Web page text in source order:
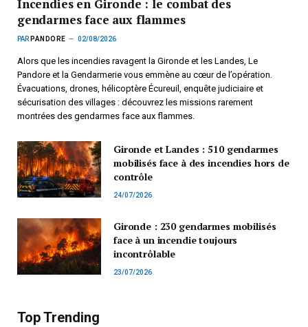
Incendies en Gironde : le combat des
gendarmes face aux flammes
PAR PANDORE 02/08/2026
Alors que les incendies ravagent la Gironde et les Landes, Le
Pandore et la Gendarmerie vous emmène au cœur de l’opération.
Évacuations, drones, hélicoptère Écureuil, enquête judiciaire et
sécurisation des villages : découvrez les missions rarement
montrées des gendarmes face aux flammes.
Gironde et Landes : 510 gendarmes
mobilisés face à des incendies hors de
contrôle
24/07/2026
Gironde : 230 gendarmes mobilisés
face à un incendie toujours
incontrôlable
23/07/2026
Top Trending